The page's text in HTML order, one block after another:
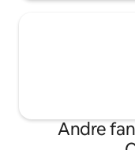
Andre